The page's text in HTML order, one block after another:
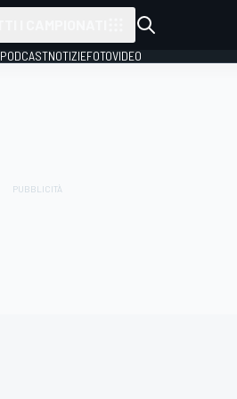
PODCASTNOTIZIEFOTOVIDEO